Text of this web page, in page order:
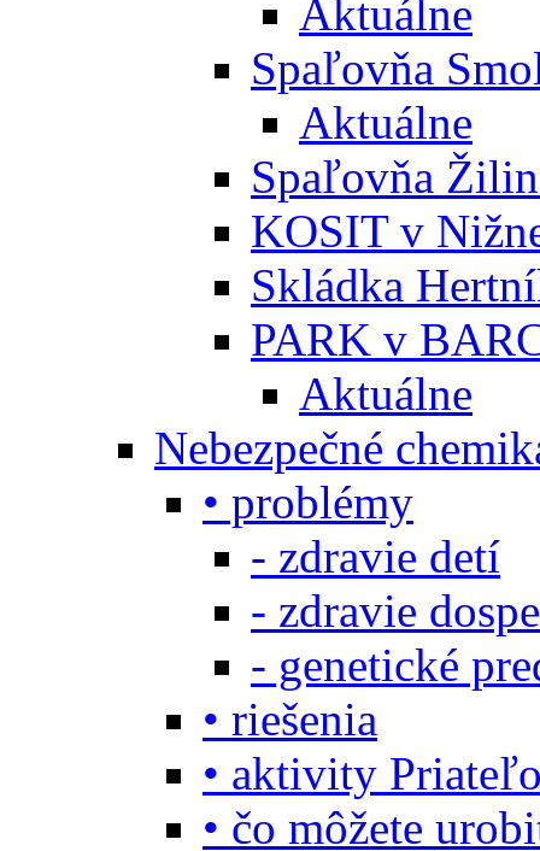
Aktuálne
Spaľovňa
Aktuálne
Spaľovňa
KOSIT v
Skládka
PARK v
Aktuálne
Nebezpečné
• problémy
- zdravie detí
- zdravie
- genetické
• riešenia
• aktivity
• čo môžete